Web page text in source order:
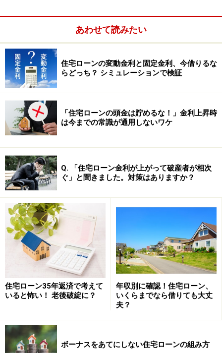
北日本銀行のパンフレットを参考に作成した。
相殺対象となる普通預金の残高は、ローン返済が発生し
た月の１日～末日の毎日の残高を平均した金額を用いま
す。キャッシュバックは、１月～６月の６ヵ月分の利息
が７月20日に、７月～12月の6ヶ月分の利息が１月20日
に本人の住宅ローン返済用口座に振り込まれます。
【関連リンク】
預金連動型住宅ローンは繰り上げ返済効果大
これは便利でお得！自動返済住宅ローン
い。
本記事の内容は一般的な情報提供を目的としており、特定の金融
商品や投資行動を推奨するものではありません。
投資や資産運用に関する最終的なご判断はご自身の責任において
行ってください。
掲載情報の正確性・完全性については十分に配慮しております
が、その内容を保証するものではなく、これに基づく損失・損害
などについて当社は一切の責任を負いません。
最新の情報や詳細については、必ず各金融機関やサービス提供者
の公式情報をご確認ください。
1/2 次のページへ
あわせて読みたい
住宅ローンの変動金利と固定金利、今借りるな
らどっち？ シミュレーションで検証
「住宅ローンの頭金は貯めるな！」金利上昇時
は今までの常識が通用しないワケ
Q. 「住宅ローン金利が上がって破産者が相次
ぐ」と聞きました。対策はありますか？
住宅ローン35年返済で考えて
いると怖い！ 老後破綻に？
年収別に確認！住宅ローン、
いくらまでなら借りても大丈
夫？
ボーナスをあてにしない住宅ローンの組み方